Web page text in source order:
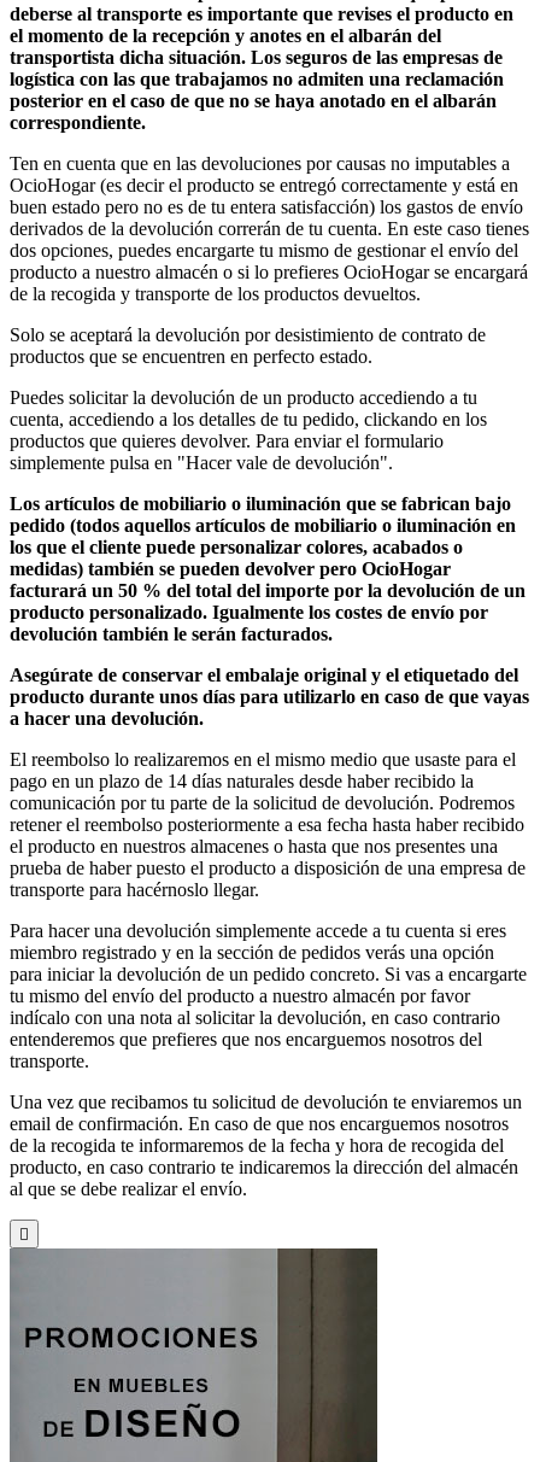
deberse al transporte es importante que revises el producto en
el momento de la recepción y anotes en el albarán del
transportista dicha situación. Los seguros de las empresas de
logística con las que trabajamos no admiten una reclamación
posterior en el caso de que no se haya anotado en el albarán
correspondiente.
Ten en cuenta que en las devoluciones por causas no imputables a
OcioHogar (es decir el producto se entregó correctamente y está en
buen estado pero no es de tu entera satisfacción) los gastos de envío
derivados de la devolución correrán de tu cuenta. En este caso tienes
dos opciones, puedes encargarte tu mismo de gestionar el envío del
producto a nuestro almacén o si lo prefieres OcioHogar se encargará
de la recogida y transporte de los productos devueltos.
Solo se aceptará la devolución por desistimiento de contrato de
productos que se encuentren en perfecto estado.
Puedes solicitar la devolución de un producto accediendo a tu
cuenta, accediendo a los detalles de tu pedido, clickando en los
productos que quieres devolver. Para enviar el formulario
simplemente pulsa en "Hacer vale de devolución".
Los artículos de mobiliario o iluminación que se fabrican bajo
pedido (todos aquellos artículos de mobiliario o iluminación en
los que el cliente puede personalizar colores, acabados o
medidas) también se pueden devolver pero OcioHogar
facturará un 50 % del total del importe por la devolución de un
producto personalizado. Igualmente los costes de envío por
devolución también le serán facturados.
Asegúrate de conservar el embalaje original y el etiquetado del
producto durante unos días para utilizarlo en caso de que vayas
a hacer una devolución.
El reembolso lo realizaremos en el mismo medio que usaste para el
pago en un plazo de 14 días naturales desde haber recibido la
comunicación por tu parte de la solicitud de devolución. Podremos
retener el reembolso posteriormente a esa fecha hasta haber recibido
el producto en nuestros almacenes o hasta que nos presentes una
prueba de haber puesto el producto a disposición de una empresa de
transporte para hacérnoslo llegar.
Para hacer una devolución simplemente accede a tu cuenta si eres
miembro registrado y en la sección de pedidos verás una opción
para iniciar la devolución de un pedido concreto. Si vas a encargarte
tu mismo del envío del producto a nuestro almacén por favor
indícalo con una nota al solicitar la devolución, en caso contrario
entenderemos que prefieres que nos encarguemos nosotros del
transporte.
Una vez que recibamos tu solicitud de devolución te enviaremos un
email de confirmación. En caso de que nos encarguemos nosotros
de la recogida te informaremos de la fecha y hora de recogida del
producto, en caso contrario te indicaremos la dirección del almacén
al que se debe realizar el envío.
